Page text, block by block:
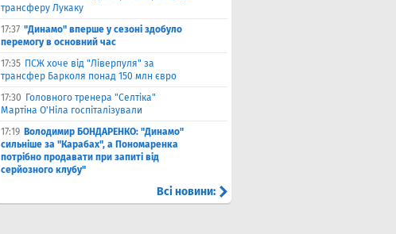
трансферу Лукаку
17:37 "Динамо" вперше у сезоні здобуло
перемогу в основний час
17:35 ПСЖ хоче від "Ліверпуля" за
трансфер Барколя понад 150 млн євро
17:30 Головного тренера "Селтіка"
Мартіна О'Ніла госпіталізували
17:19 Володимир БОНДАРЕНКО: "Динамо"
сильніше за "Карабах", а Пономаренка
потрібно продавати при запиті від
серйозного клубу"
Всі новини: